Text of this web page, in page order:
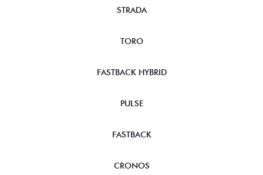
STRADA
TORO
FASTBACK HYBRID
PULSE
FASTBACK
CRONOS